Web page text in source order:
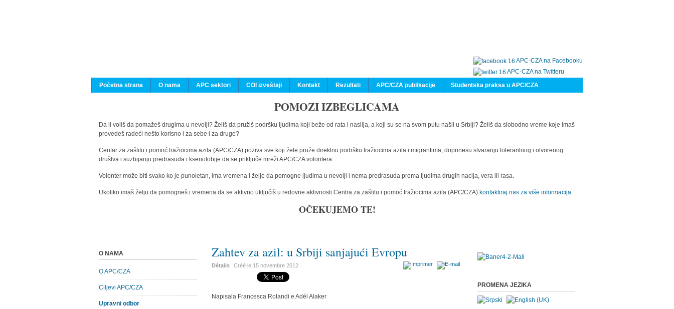
APC-CZA na Facebooku
APC-CZA na Twitteru
Početna strana
O nama APC sektori COI izveštaji Kontakt Rezultati APC/CZA publikacije Studentska praksa u APC/CZA
POMOZI IZBEGLICAMA
Da li voliš da pomažeš drugima u nevolji? Želiš da pružiš podršku ljudima koji beže od rata i nasilja, a koji su se na svom putu našli u Srbiji? Želiš da slobodno vreme koje imaš
provedeš radeći nešto korisno i za sebe i za druge?
Centar za zaštitu i pomoć tražiocima azila (APC/CZA) poziva sve koji žele pruže direktnu podršku tražiocima azila i migrantima, doprinesu stvaranju tolerantnog i otvorenog
društva i suzbijanju predrasuda i ksenofobije da se priključe mreži APC/CZA volontera.
Volonter može biti svako ko je punoletan, ima vremena i želje da pomogne ljudima u nevolji i nema predrasuda prema ljudima drugih nacija, vera ili rasa.
Ukoliko imaš želju da pomogneš i vremena da se aktivno uključiš u redovne aktivnosti Centra za zaštitu i pomoć tražiocima azila (APC/CZA) kontaktiraj nas za više informacija.
OČEKUJEMO TE!
Zahtev za azil: u Srbiji sanjajući Evropu
Détails Créé le 15 novembre 2012
Napisala Francesca Rolandi e Adél Alaker
O NAMA
O APC/CZA
Ciljevi APC/CZA
Upravni odbor
PROMENA JEZIKA